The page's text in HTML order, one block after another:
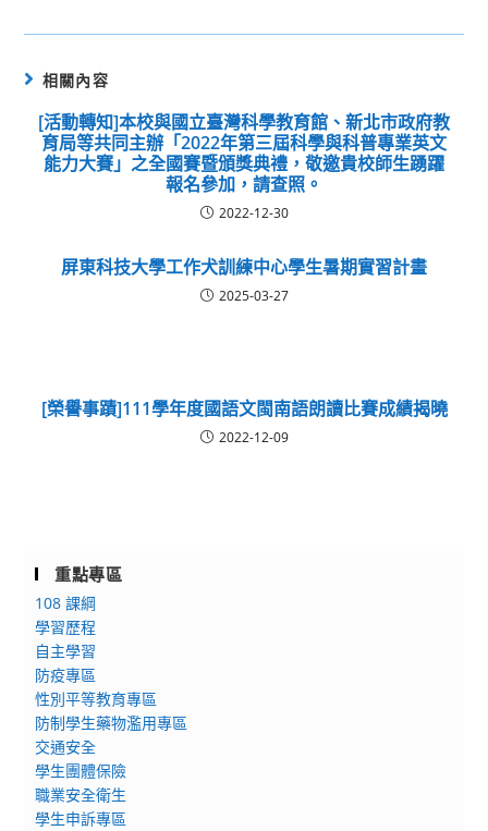
相關內容
[活動轉知]本校與國立臺灣科學教育館、新北市政府教
育局等共同主辦「2022年第三屆科學與科普專業英文
能力大賽」之全國賽暨頒獎典禮，敬邀貴校師生踴躍
報名參加，請查照。
2022-12-30
屏東科技大學工作犬訓練中心學生暑期實習計畫
2025-03-27
[榮譽事蹟]111學年度國語文閩南語朗讀比賽成績揭曉
2022-12-09
重點專區
108 課綱
學習歷程
自主學習
防疫專區
性別平等教育專區
防制學生藥物濫用專區
交通安全
學生團體保險
職業安全衛生
學生申訴專區